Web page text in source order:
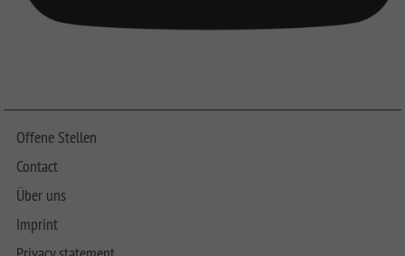
Offene Stellen
Contact
Über uns
Imprint